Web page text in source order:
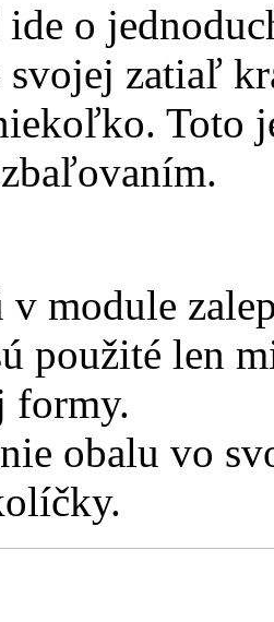
o
svojej zatiaľ
Toto
v module
použité len
formy.
obalu vo